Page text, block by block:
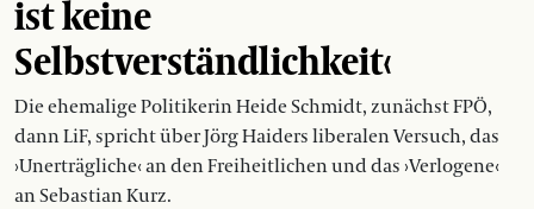
ist keine
Selbstverständlichkeit‹
Die ehemalige Politikerin Heide Schmidt, zunächst FPÖ,
dann LiF, spricht über Jörg Haiders liberalen Versuch, das
›Unerträgliche‹ an den Freiheitlichen und das ›Verlogene‹
an Sebastian Kurz.